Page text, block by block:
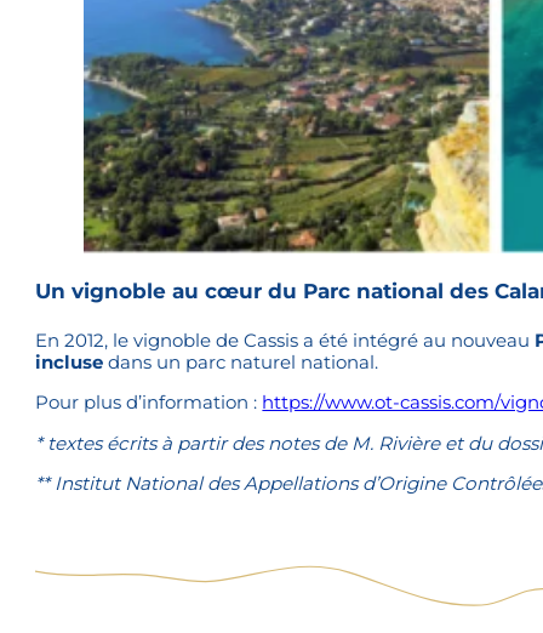
Un vignoble au cœur du Parc national des
En 2012, le vignoble de Cassis a été intégré au nouveau
incluse dans un parc naturel national.
Pour plus d’information : https://www.ot-cassis.com/
* textes écrits à partir des notes de M. Rivière et du
** Institut National des Appellations d’Origine Contrôlée